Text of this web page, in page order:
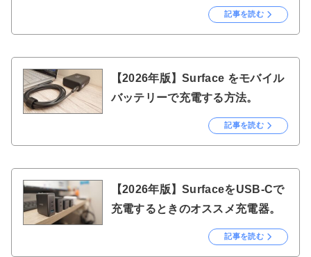
記事を読む
【2026年版】Surface をモバイル
バッテリーで充電する方法。
記事を読む
【2026年版】SurfaceをUSB-Cで
充電するときのオススメ充電器。
記事を読む